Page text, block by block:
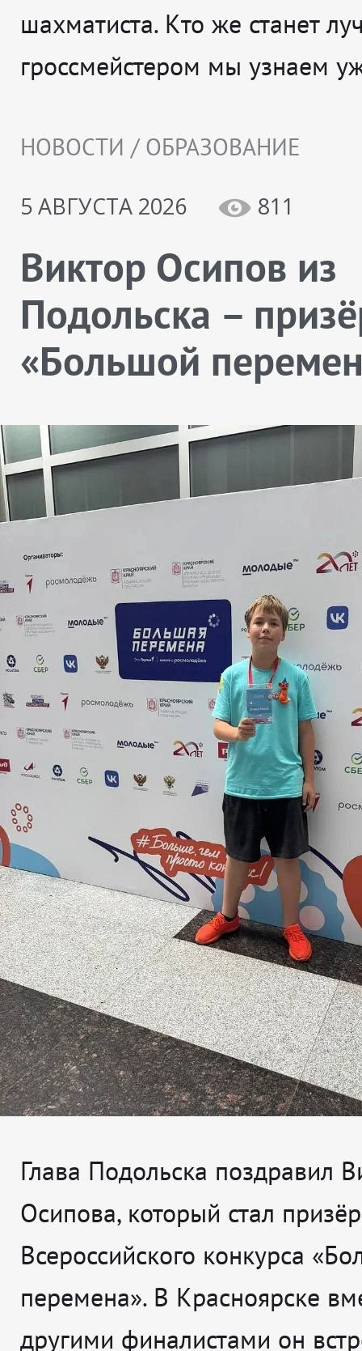
шахматиста. Кто же станет
гроссмейстером мы узнаем
НОВОСТИ / ОБРАЗОВАНИЕ
5 АВГУСТА 2026
811
Виктор Осипов из
Подольска –
«Большой
Глава Подольска поздравил
Осипова, который стал
Всероссийского конкурса
перемена». В Красноярске
другими финалистами он